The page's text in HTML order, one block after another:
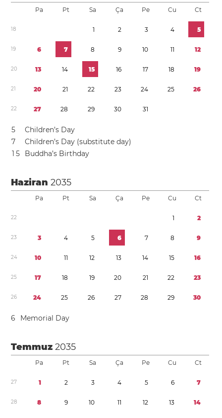
Pa Pt Sa Ça Pe Cu Ct
18 1 2 3 4 5
19 6 7 8 9 10 11 12
20 13 14 15 16 17 18 19
21 20 21 22 23 24 25 26
22 27 28 29 30 31
5
Children’s Day
7
Children’s Day (substitute day)
1 5 Buddha’s Birthday
Haziran2035
Pa Pt Sa Ça Pe Cu Ct
22 1 2
23 3 4 5 6 7 8 9
24 10 11 12 13 14 15 16
25 17 18 19 20 21 22 23
26 24 25 26 27 28 29 30
6 Memorial Day
Temmuz2035
Pa Pt Sa Ça Pe Cu Ct
27 1 2 3 4 5 6 7
28 8 9 10 11 12 13 14